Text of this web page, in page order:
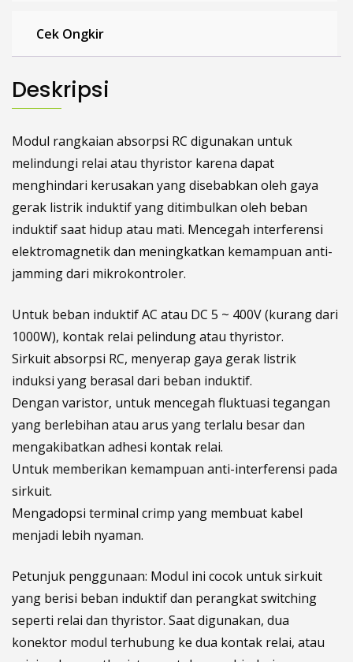
Cek Ongkir
Deskripsi
Modul rangkaian absorpsi RC digunakan untuk
melindungi relai atau thyristor karena dapat
menghindari kerusakan yang disebabkan oleh gaya
gerak listrik induktif yang ditimbulkan oleh beban
induktif saat hidup atau mati. Mencegah interferensi
elektromagnetik dan meningkatkan kemampuan anti-
jamming dari mikrokontroler.
Untuk beban induktif AC atau DC 5 ~ 400V (kurang dari
1000W), kontak relai pelindung atau thyristor.
Sirkuit absorpsi RC, menyerap gaya gerak listrik
induksi yang berasal dari beban induktif.
Dengan varistor, untuk mencegah fluktuasi tegangan
yang berlebihan atau arus yang terlalu besar dan
mengakibatkan adhesi kontak relai.
Untuk memberikan kemampuan anti-interferensi pada
sirkuit.
Mengadopsi terminal crimp yang membuat kabel
menjadi lebih nyaman.
Petunjuk penggunaan: Modul ini cocok untuk sirkuit
yang berisi beban induktif dan perangkat switching
seperti relai dan thyristor. Saat digunakan, dua
konektor modul terhubung ke dua kontak relai, atau